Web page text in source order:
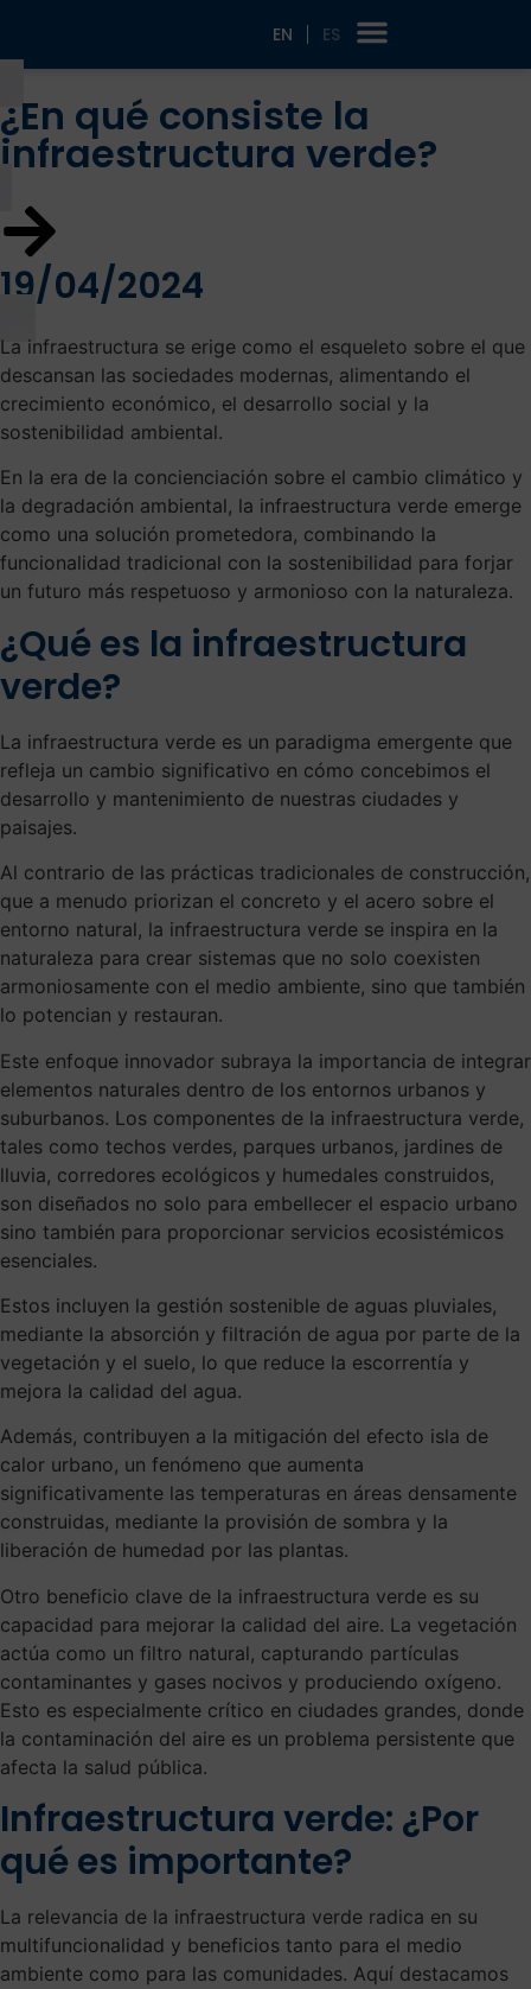
EN ES
¿En qué consiste la
infraestructura verde?
19/04/2024
La infraestructura se erige como el esqueleto sobre el que
descansan las sociedades modernas, alimentando el
crecimiento económico, el desarrollo social y la
sostenibilidad ambiental.
En la era de la concienciación sobre el cambio climático y
la degradación ambiental, la infraestructura verde emerge
como una solución prometedora, combinando la
funcionalidad tradicional con la sostenibilidad para forjar
un futuro más respetuoso y armonioso con la naturaleza.
¿Qué es la infraestructura
verde?
La infraestructura verde es un paradigma emergente que
refleja un cambio significativo en cómo concebimos el
desarrollo y mantenimiento de nuestras ciudades y
paisajes.
Al contrario de las prácticas tradicionales de construcción,
que a menudo priorizan el concreto y el acero sobre el
entorno natural, la infraestructura verde se inspira en la
naturaleza para crear sistemas que no solo coexisten
armoniosamente con el medio ambiente, sino que también
lo potencian y restauran.
Este enfoque innovador subraya la importancia de integrar
elementos naturales dentro de los entornos urbanos y
suburbanos. Los componentes de la infraestructura verde,
tales como techos verdes, parques urbanos, jardines de
lluvia, corredores ecológicos y humedales construidos,
son diseñados no solo para embellecer el espacio urbano
sino también para proporcionar servicios ecosistémicos
esenciales.
Estos incluyen la gestión sostenible de aguas pluviales,
mediante la absorción y filtración de agua por parte de la
vegetación y el suelo, lo que reduce la escorrentía y
mejora la calidad del agua.
Además, contribuyen a la mitigación del efecto isla de
calor urbano, un fenómeno que aumenta
significativamente las temperaturas en áreas densamente
construidas, mediante la provisión de sombra y la
liberación de humedad por las plantas.
Otro beneficio clave de la infraestructura verde es su
capacidad para mejorar la calidad del aire. La vegetación
actúa como un filtro natural, capturando partículas
contaminantes y gases nocivos y produciendo oxígeno.
Esto es especialmente crítico en ciudades grandes, donde
la contaminación del aire es un problema persistente que
afecta la salud pública.
Infraestructura verde: ¿Por
qué es importante?
La relevancia de la infraestructura verde radica en su
multifuncionalidad y beneficios tanto para el medio
ambiente como para las comunidades. Aquí destacamos